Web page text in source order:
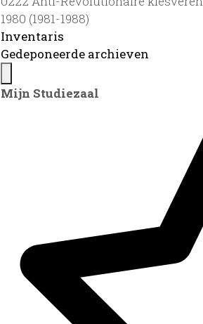
1980 (1981-1988)
Inventaris
Gedeponeerde archieven
Mijn Studiezaal